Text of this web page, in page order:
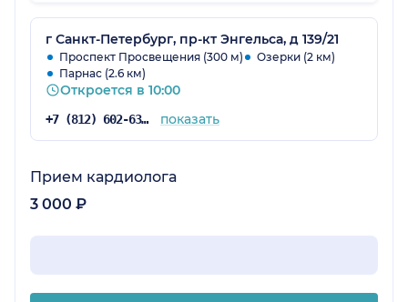
г Санкт-Петербург, пр-кт Энгельса, д 139/21
Проспект Просвещения (300 м)
Озерки (2 км)
Парнас (2.6 км)
Откроется в 10:00
+7 (812) 602-63-59 показать
Прием кардиолога
3 000 ₽